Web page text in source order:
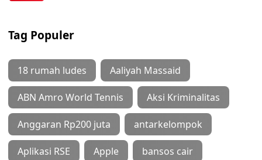
Tag Populer
18 rumah ludes Aaliyah Massaid
ABN Amro World Tennis Aksi Kriminalitas
Anggaran Rp200 juta antarkelompok
Aplikasi RSE Apple bansos cair